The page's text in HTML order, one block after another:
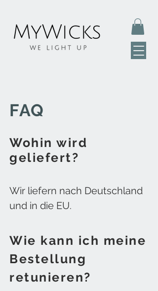
FAQ
Wohin wird
geliefert?
Wir liefern nach Deutschland
und in die EU.
Wie kann ich meine
Bestellung
retunieren?